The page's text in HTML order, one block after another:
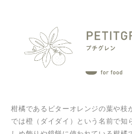
柑橘であるビターオレンジの葉や枝
では橙（ダイダイ）という名前で知